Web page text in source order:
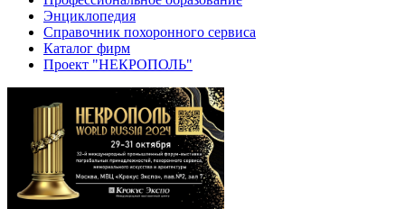
Энциклопедия
Справочник похоронного сервиса
Каталог фирм
Проект "НЕКРОПОЛЬ"